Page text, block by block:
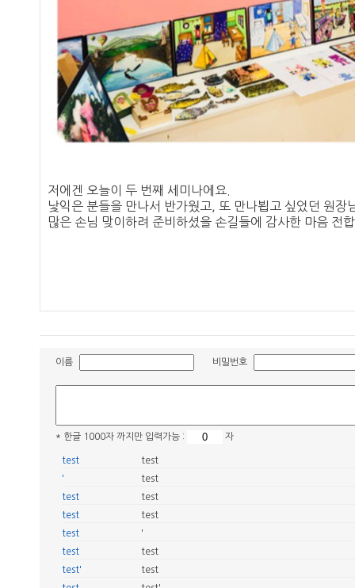
저에겐 오늘이 두 번째 세미나에요.
낯익은 분들을 만나서 반가웠고, 또 만나뵙고 싶었던 원
많은 손님 맞이하려 준비하셨을 손길들에 감사한 마음 전
이름 비밀번호
* 한글 1000자 까지만 입력가능 : 자
test
test
'
test
test
test
test
test
test
'
test
test
test'
test